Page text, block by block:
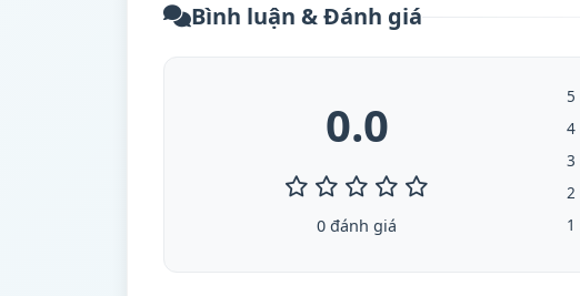
Bình luận & Đánh giá
0.0
0 đánh giá
5
4
3
2
1